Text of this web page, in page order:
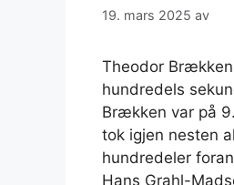
19. mars 2025 av
Theodor
hundredels
Brækken var på
tok igjen nesten
hundredeler
Hans Grahl-